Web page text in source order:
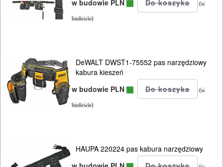
w budowie PLN
(w
budowie)
DeWALT DWST1-75552 pas narzędziowy
kabura kieszeń
w budowie PLN
(w
budowie)
HAUPA 220224 pas kabura narzędziowy